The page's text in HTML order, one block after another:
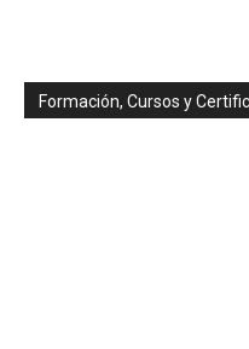
Formación, Cursos y